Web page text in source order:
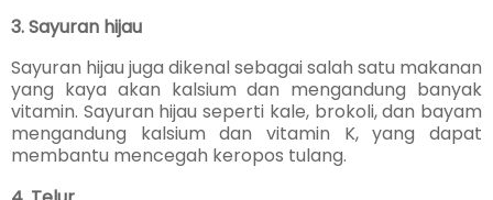
3. Sayuran hijau
Sayuran hijau juga dikenal sebagai salah satu makanan
yang kaya akan kalsium dan mengandung banyak
vitamin. Sayuran hijau seperti kale, brokoli, dan bayam
mengandung kalsium dan vitamin K, yang dapat
membantu mencegah keropos tulang.